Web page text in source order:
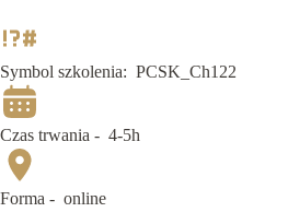
Symbol szkolenia: PCSK_Ch122
Czas trwania - 4-5h
Forma - online